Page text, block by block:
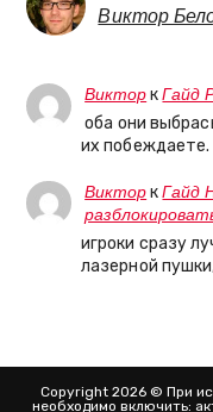
Виктор
ВикторкГайд
оба они
их побеждаете.
ВикторкГайд
игроки сразу
лазерной
Copyright 2026 © При
необходимо включить: